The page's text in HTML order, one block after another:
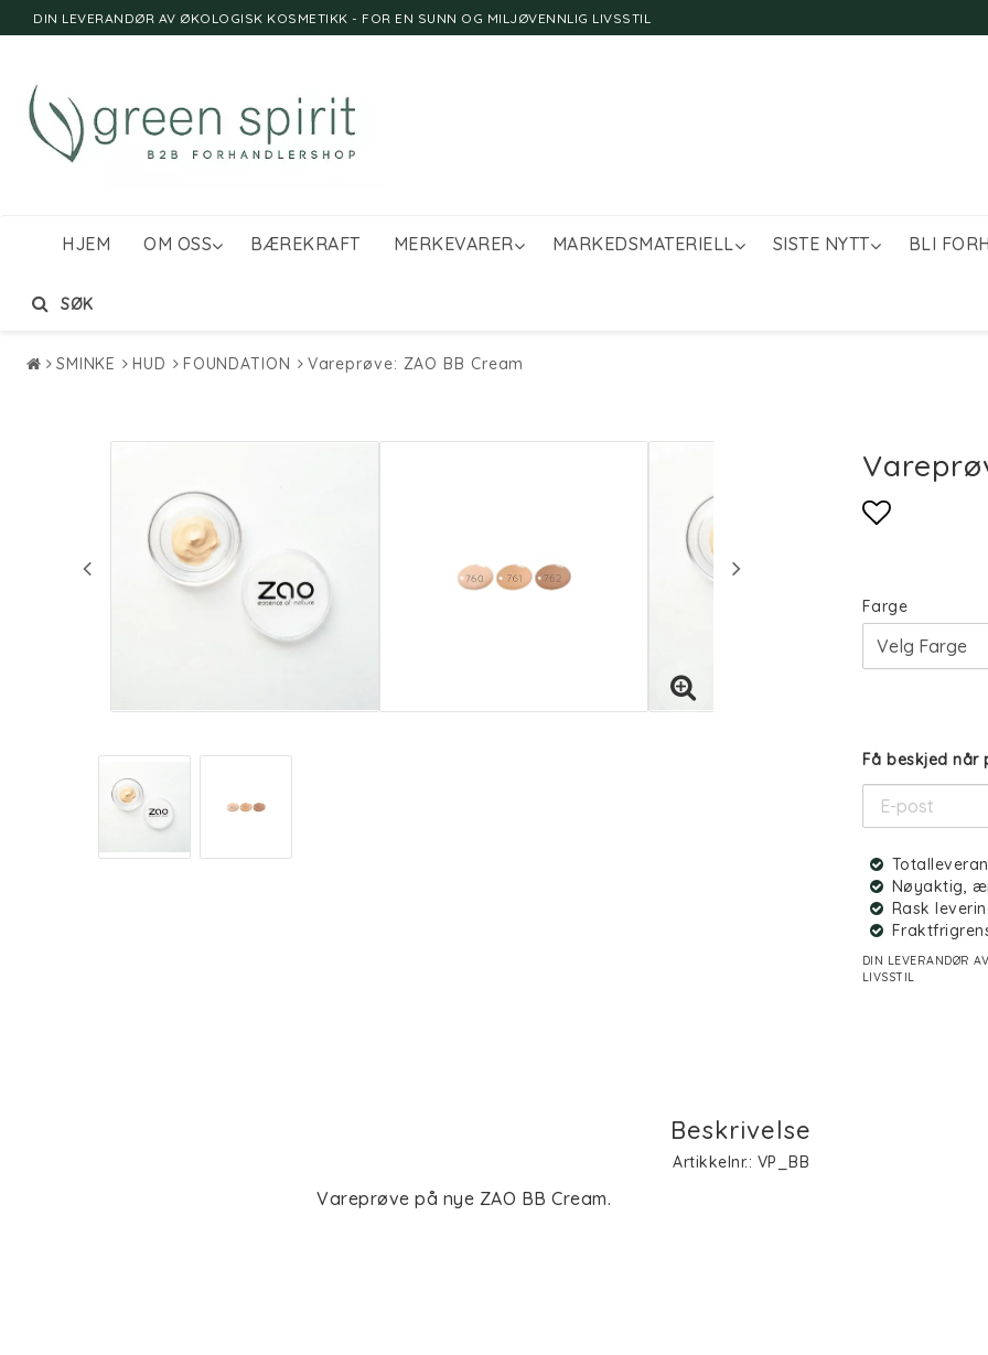
DIN LEVERANDØR AV ØKOLOGISK KOSMETIKK - FOR EN SUNN OG MILJØVENNLIG LIVSSTIL
HJEM OM OSS BÆREKRAFT MERKEVARER MARKEDSMATERIELL SISTE NYTT BLI
SØK
SMINKE HUD FOUNDATION Vareprøve: ZAO BB Cream
Farge
Få beskjed når
Nøyaktig,
Rask
DIN LEVERANDØR
LIVSSTIL
Beskrivelse
Artikkelnr.: VP_BB
Vareprøve på nye ZAO BB Cream.